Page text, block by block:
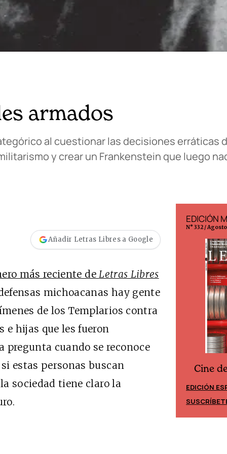
armados
al cuestionar las decisiones erráticas
y crear un Frankenstein que luego
Añadir Letras Libres a Google
más reciente deLetras Libres
michoacanas hay gente
de los Templarios contra
e hijas que les fueron
pregunta cuando se reconoce
estas personas buscan
sociedad tiene claro la
Cine desde los márgenes
EDICIÓN MÉXICO
EDICIÓN
N° 332 /
Cine
EDICIÓN